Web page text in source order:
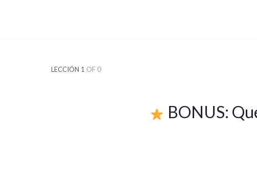
LECCIÓN 1 OF 0
BONUS: